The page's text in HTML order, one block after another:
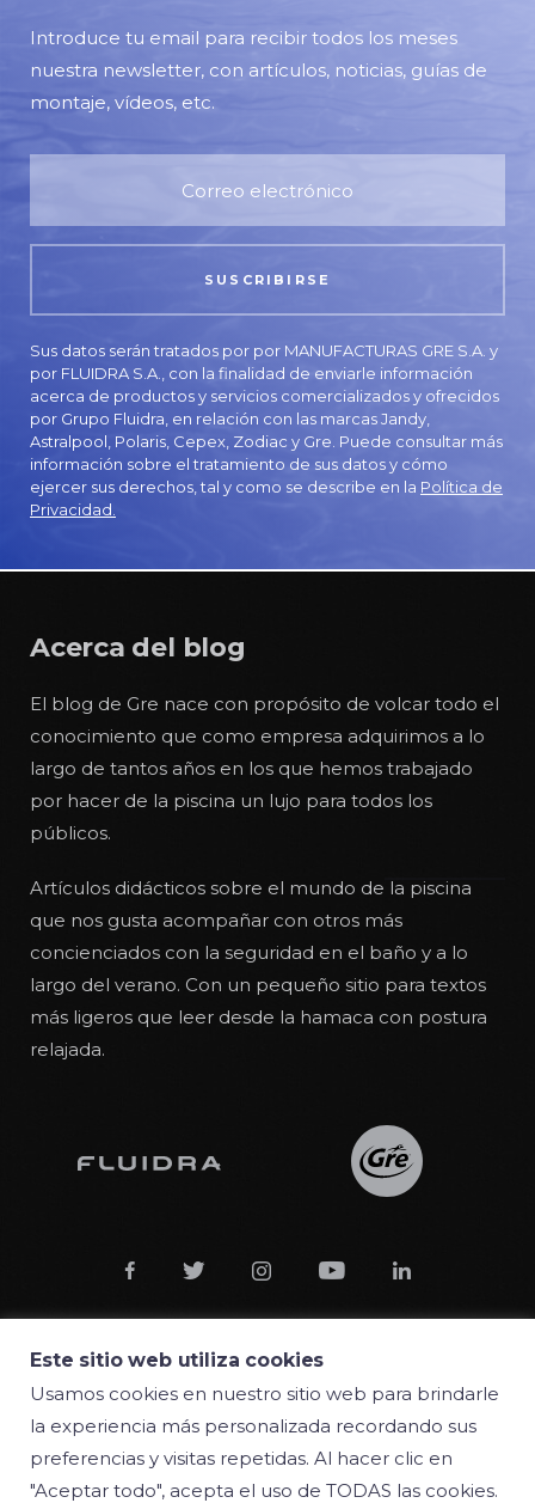
Introduce tu email para recibir todos los meses
nuestra newsletter, con artículos, noticias, guías de
montaje, vídeos, etc.
Sus datos serán tratados por por MANUFACTURAS GRE S.A. y
por FLUIDRA S.A., con la finalidad de enviarle información
acerca de productos y servicios comercializados y ofrecidos
por Grupo Fluidra, en relación con las marcas Jandy,
Astralpool, Polaris, Cepex, Zodiac y Gre. Puede consultar más
información sobre el tratamiento de sus datos y cómo
ejercer sus derechos, tal y como se describe en la Política de
Privacidad.
Acerca del blog
El blog de Gre nace con propósito de volcar todo el
conocimiento que como empresa adquirimos a lo
largo de tantos años en los que hemos trabajado
por hacer de la piscina un lujo para todos los
públicos.
Artículos didácticos sobre el mundo de la piscina
que nos gusta acompañar con otros más
concienciados con la seguridad en el baño y a lo
largo del verano. Con un pequeño sitio para textos
más ligeros que leer desde la hamaca con postura
relajada.
    
© 2018 Manufacturas Gre S.A.
Condiciones
Este sitio web utiliza cookies
Usamos cookies en nuestro sitio web para brindarle
la experiencia más personalizada recordando sus
preferencias y visitas repetidas. Al hacer clic en
"Aceptar todo", acepta el uso de TODAS las cookies.